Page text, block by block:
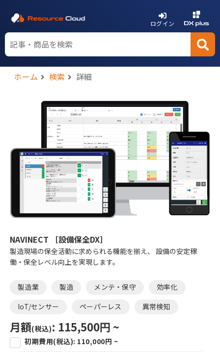
ログイン
ホーム 検索 詳細
NAVINECT ［設備保全DX］
製造現場の保全活動に求められる機能を揃え、 設備の安定稼
働・保全レベル向上を実現します。
製造業 製造 メンテ・保守
効率化
IoT/センサー
ペーパーレス 異常検知
月額(税込): 115,500円 ~
初期費用(税込): 110,000円 ~